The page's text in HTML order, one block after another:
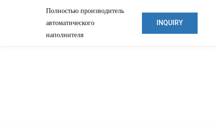
Полностью производитель
автоматического
наполнителя
INQUIRY